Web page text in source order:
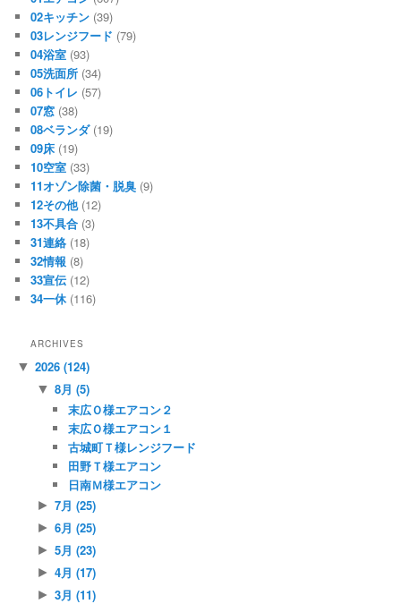
02キッチン (39)
03レンジフード (79)
04浴室 (93)
05洗面所 (34)
06トイレ (57)
07窓 (38)
08ベランダ(19)
09床 (19)
10空室 (33)
11オゾン除菌・脱臭 (9)
12その他(12)
13不具合 (3)
31連絡 (18)
32情報 (8)
33宣伝 (12)
34一休(116)
ARCHIVES
▼ 2026(124)
▼ 8月 (5)
末広Ｏ様エアコン２
末広Ｏ様エアコン１
古城町Ｔ様レンジフード
田野Ｔ様エアコン
日南Ｍ様エアコン
► 7月 (25)
► 6月 (25)
► 5月 (23)
► 4月 (17)
► 3月 (11)